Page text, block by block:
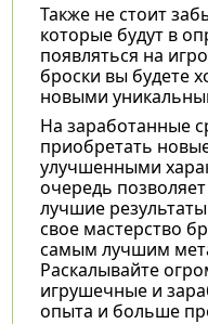
Также не стоит
которые будут в
появляться на
броски вы будете
новыми
На заработанные
приобретать
улучшенными
очередь
лучшие
свое мастерство
самым лучшим
Раскалывайте
игрушечные и
опыта и больше